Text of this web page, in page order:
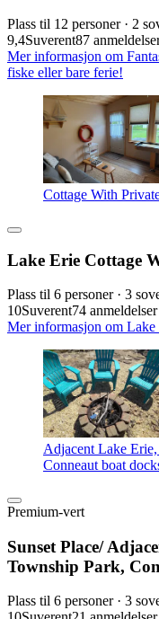
Plass til 12 personer · 2
9,4Suverent87
Mer informasjon om
fiske eller bare ferie!
Cottage With
Lake Erie Cottage
Plass til 6 personer · 3
10Suverent74 anmeldelser
Mer informasjon om Lake
Adjacent Lake
Conneaut boat
Premium-vert
Sunset Place/
Township Park,
Plass til 6 personer · 3